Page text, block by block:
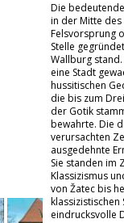
Die
in der Mitte des
Felsvorsprung
Stelle
Wallburg
eine Stadt
hussitischen
die bis zum
der Gotik
bewahrte. Die
verursachten
ausgedehnte
Sie standen im
Klassizismus
von Žatec bis
eindrucksvolle